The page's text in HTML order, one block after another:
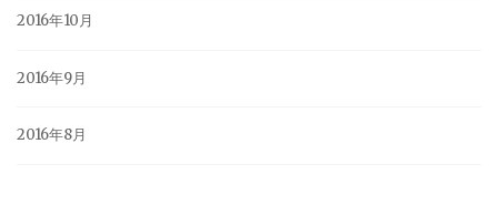
2016年10月
2016年9月
2016年8月